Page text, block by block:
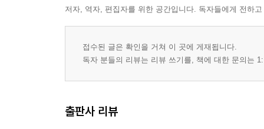
5장. 파늘루의 설교와 흔들리는 믿음
1절. 재난을 벌로 설명하려는 마음
2절. 아이의 죽음 앞에서 무너지는 문장
3절. 신앙과 책임 사이의 좁은 다리
6장. 그랑과 코타르가 보여 주는 평범함의 두 얼굴
1절. 서툰 문장이 품은 성실함
저자, 역자, 편집자를 위한 공간입니다. 독자들에게 전하
접수된 글은 확인을 거쳐 이 곳에 게재됩니다.
독자 분들의 리뷰는 리뷰 쓰기를, 책에 대한 문의는
출판사 리뷰